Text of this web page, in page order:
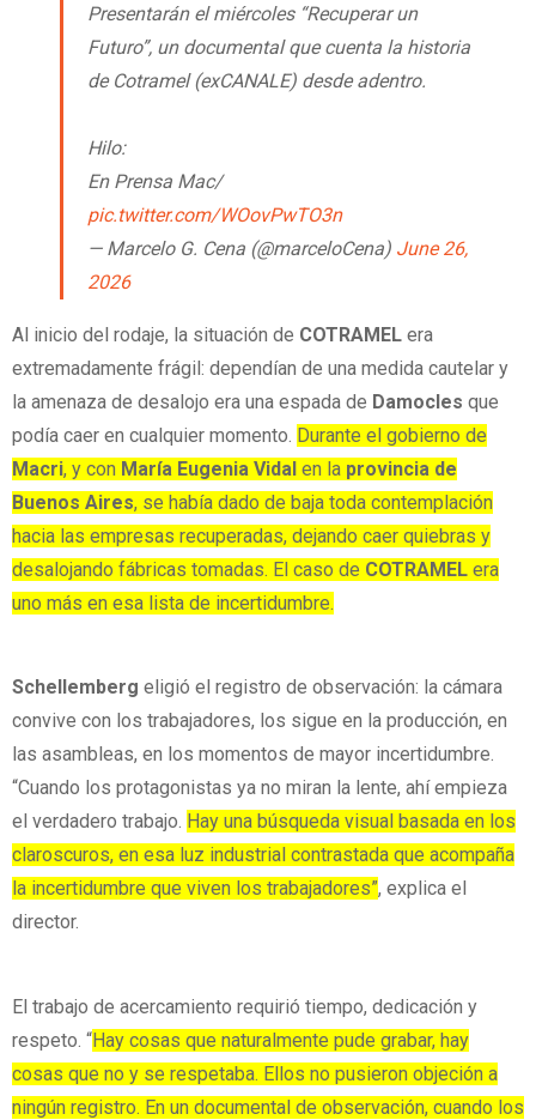
Presentarán el miércoles “Recuperar un
Futuro”, un documental que cuenta la historia
de Cotramel (exCANALE) desde adentro.
Hilo:
En Prensa Mac/
pic.twitter.com/WOovPwTO3n
— Marcelo G. Cena (@marceloCena) June 26,
2026
Al inicio del rodaje, la situación de COTRAMEL era
extremadamente frágil: dependían de una medida cautelar y
la amenaza de desalojo era una espada de Damocles que
podía caer en cualquier momento. Durante el gobierno de
Macri, y con María Eugenia Vidal en la provincia de
Buenos Aires, se había dado de baja toda contemplación
hacia las empresas recuperadas, dejando caer quiebras y
desalojando fábricas tomadas. El caso de COTRAMEL era
uno más en esa lista de incertidumbre.
Schellemberg eligió el registro de observación: la cámara
convive con los trabajadores, los sigue en la producción, en
las asambleas, en los momentos de mayor incertidumbre.
“Cuando los protagonistas ya no miran la lente, ahí empieza
el verdadero trabajo. Hay una búsqueda visual basada en los
claroscuros, en esa luz industrial contrastada que acompaña
la incertidumbre que viven los trabajadores”, explica el
director.
El trabajo de acercamiento requirió tiempo, dedicación y
respeto. “Hay cosas que naturalmente pude grabar, hay
cosas que no y se respetaba. Ellos no pusieron objeción a
ningún registro. En un documental de observación, cuando los